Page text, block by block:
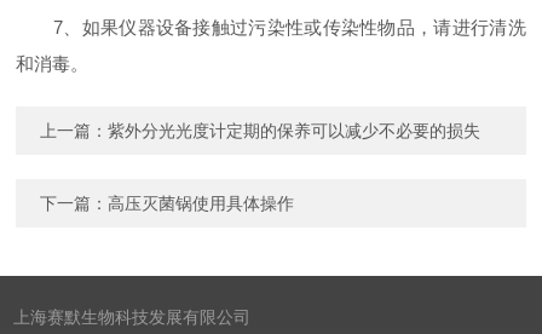
7、如果仪器设备接触过污染性或传染性物品，请进行清洗
和消毒。
上一篇：紫外分光光度计定期的保养可以减少不必要的损失
下一篇：高压灭菌锅使用具体操作
上海赛默生物科技发展有限公司